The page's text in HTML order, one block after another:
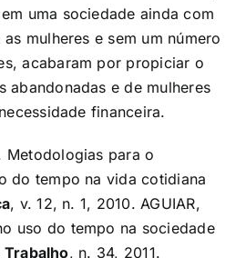
uma sociedade ainda com
mulheres e sem um número
acabaram por propiciar o
abandonadas e de mulheres
financeira.
Metodologias para o
do tempo na vida cotidiana
, v. 12, n. 1, 2010. AGUIAR,
uso do tempo na sociedade
Trabalho, n. 34, 2011.